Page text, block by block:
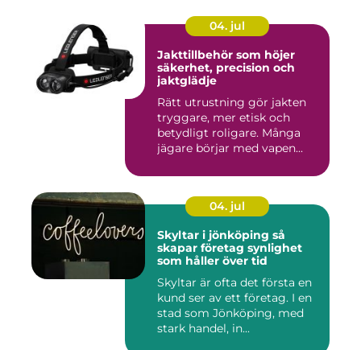
04. jul
Jakttillbehör som höjer
säkerhet, precision och
jaktglädje
Rätt utrustning gör jakten
tryggare, mer etisk och
betydligt roligare. Många
jägare börjar med vapen...
04. jul
Skyltar i jönköping så
skapar företag synlighet
som håller över tid
Skyltar är ofta det första en
kund ser av ett företag. I en
stad som Jönköping, med
stark handel, in...